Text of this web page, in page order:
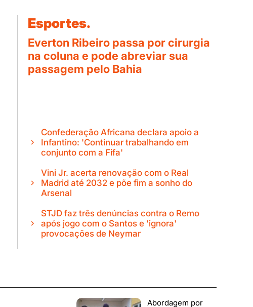
Esportes.
Everton Ribeiro passa por cirurgia
na coluna e pode abreviar sua
passagem pelo Bahia
Confederação Africana declara apoio a
Infantino: 'Continuar trabalhando em
conjunto com a Fifa'
Vini Jr. acerta renovação com o Real
Madrid até 2032 e põe fim a sonho do
Arsenal
STJD faz três denúncias contra o Remo
após jogo com o Santos e 'ignora'
provocações de Neymar
Abordagem por